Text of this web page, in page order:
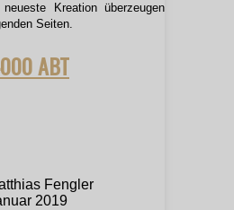
Kreation überzeugen
Seiten.
ABT
Fengler
2019